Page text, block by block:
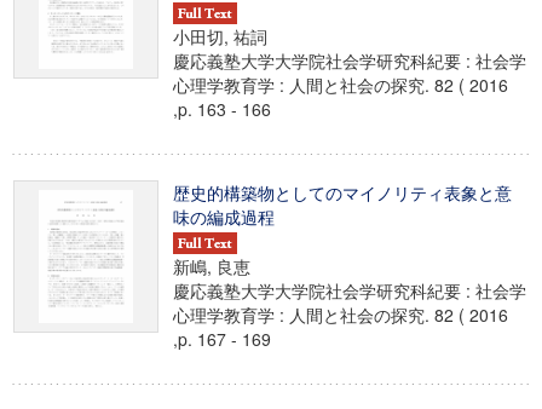
小田切, 祐詞
慶応義塾大学大学院社会学研究科紀要 : 社会学
心理学教育学 : 人間と社会の探究. 82 ( 2016
,p. 163 - 166
歴史的構築物としてのマイノリティ表象と意
味の編成過程
新嶋, 良恵
慶応義塾大学大学院社会学研究科紀要 : 社会学
心理学教育学 : 人間と社会の探究. 82 ( 2016
,p. 167 - 169